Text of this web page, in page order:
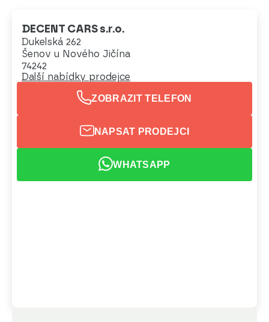
DECENT CARS s.r.o.
Dukelská 262
Šenov u Nového Jičína
74242
Další nabídky prodejce
ZOBRAZIT TELEFON
NAPSAT PRODEJCI
WHATSAPP